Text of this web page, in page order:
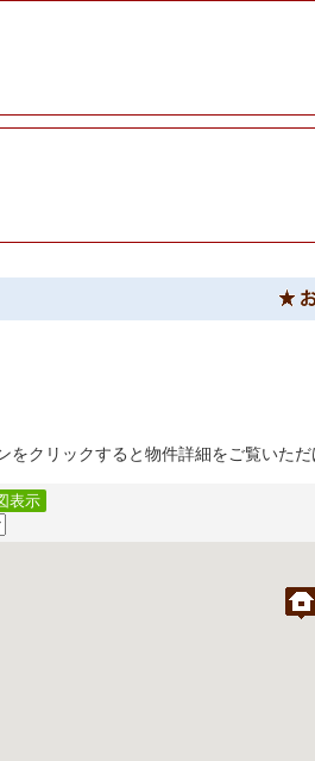
をクリックすると物件詳細をご覧いただ
表示